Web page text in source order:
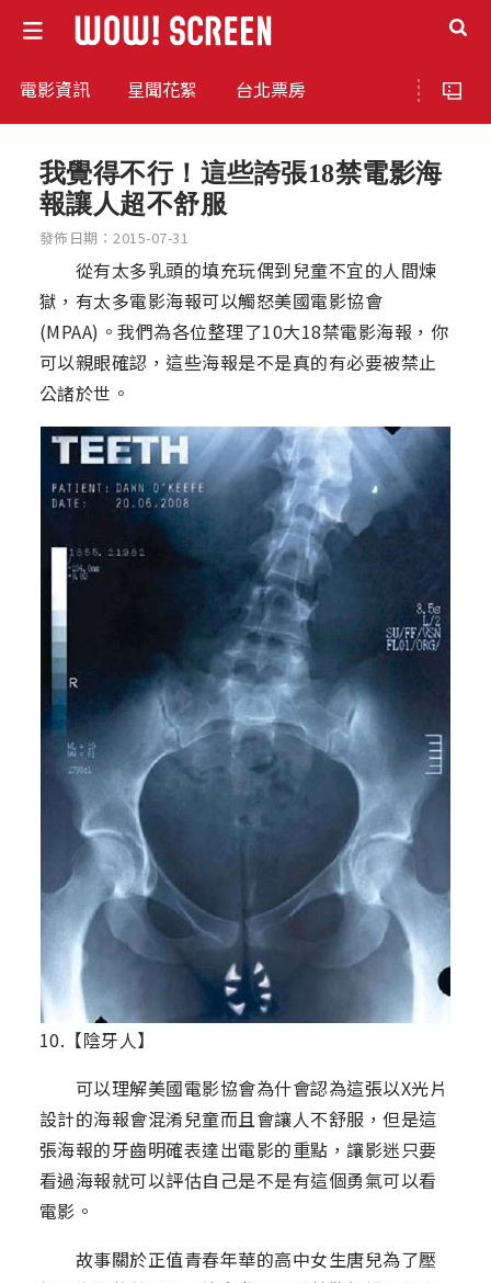
電影資訊 星聞花絮 台北票房
我覺得不行！這些誇張18禁電影海
報讓人超不舒服
發佈日期：2015-07-31
從有太多乳頭的填充玩偶到兒童不宜的人間煉
獄，有太多電影海報可以觸怒美國電影協會
(MPAA)。我們為各位整理了10大18禁電影海報，你
可以親眼確認，這些海報是不是真的有必要被禁止
公諸於世。
10.【陰牙人】
可以理解美國電影協會為什會認為這張以X光片
設計的海報會混淆兒童而且會讓人不舒服，但是這
張海報的牙齒明確表達出電影的重點，讓影迷只要
看過海報就可以評估自己是不是有這個勇氣可以看
電影。
故事關於正值青春年華的高中女生唐兒為了壓